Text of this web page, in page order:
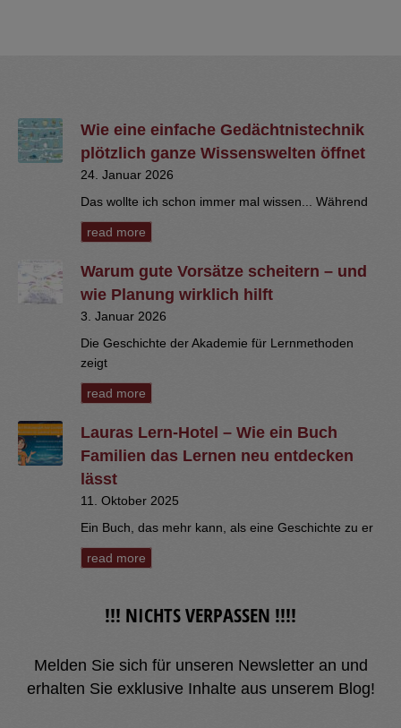
Wie eine einfache Gedächtnistechnik
plötzlich ganze Wissenswelten öffnet
24. Januar 2026
Das wollte ich schon immer mal wissen... Während
read more
Warum gute Vorsätze scheitern – und
wie Planung wirklich hilft
3. Januar 2026
Die Geschichte der Akademie für Lernmethoden
zeigt
read more
Lauras Lern-Hotel – Wie ein Buch
Familien das Lernen neu entdecken
lässt
11. Oktober 2025
Ein Buch, das mehr kann, als eine Geschichte zu er
read more
!!! NICHTS VERPASSEN !!!!
Melden Sie sich für unseren Newsletter an und
erhalten Sie exklusive Inhalte aus unserem Blog!